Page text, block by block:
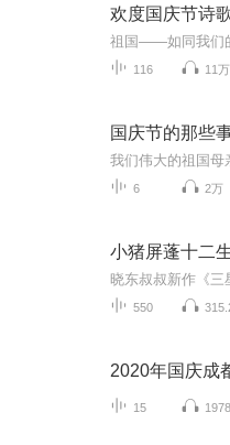
欢度国庆节诗
116 11万
国庆节的那些
6 2万
550
2020年国庆成
15 1978